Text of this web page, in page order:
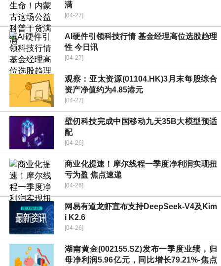
满
[04-27]
AI硬件引领科技行情 基金经理高位选股趋理
性 今日讯
[04-27]
观察：亚太资源(01104.HK)3月末每股综合
资产净值约为4.85港元
[04-27]
壁仞科技完成中国移动九天35B大模型预适
配
[04-26]
商业化提速！摩尔线程一季度净利润实现扭
亏为盈 焦点速递
[04-26]
网易有道龙虾宣布支持DeepSeek-V4及Kim
i K2.6
[04-26]
湖南黄金(002155.SZ)发布一季度业绩，归
母净利润5.96亿元，同比增长79.21%-焦点